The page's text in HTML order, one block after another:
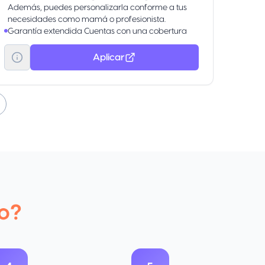
Además, puedes personalizarla conforme a tus
necesidades como mamá o profesionista.
Garantía extendida Cuentas con una cobertura
que duplica o extiende el periodo de reparación
ofrecido en la garantía original del fabricante
hasta por un año.
Banca Digital Administra tu tarjeta desde Banorte
Móvil y Banco en Línea: consulta saldos, difiere
Aplicar